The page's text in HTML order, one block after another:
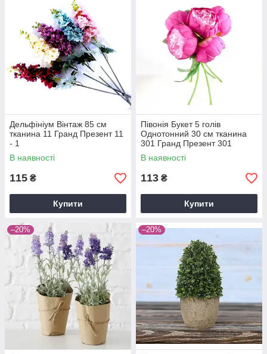
Дельфініум Вінтаж 85 см
тканина 11 Гранд Презент 11
- 1
В наявності
115 ₴
Купити
Півонія Букет 5 голів
Однотонний 30 см тканина
301 Гранд Презент 301
В наявності
113 ₴
Купити
–20% –20%